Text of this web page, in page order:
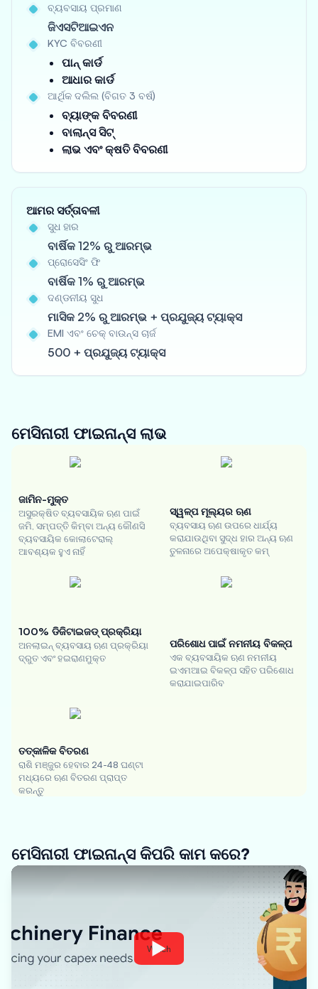
ବ୍ୟବସାୟ ପ୍ରମାଣ
ଜିଏସଟିଆଇଏନ
KYC ବିବରଣୀ
ପାନ୍ କାର୍ଡ
ଆଧାର କାର୍ଡ
ଆର୍ଥିକ ଦଲିଲ (ବିଗତ 3 ବର୍ଷ)
ବ୍ୟାଙ୍କ ବିବରଣୀ
ବାଲାନ୍ସ ସିଟ୍
ଲାଭ ଏବଂ କ୍ଷତି ବିବରଣୀ
ଆମର ସର୍ତ୍ତାବଳୀ
ସୁଧ ହାର
ବାର୍ଷିକ 12% ରୁ ଆରମ୍ଭ
ପ୍ରୋସେସିଂ ଫି
ବାର୍ଷିକ 1% ରୁ ଆରମ୍ଭ
ଦଣ୍ଡନୀୟ ସୁଧ
ମାସିକ 2% ରୁ ଆରମ୍ଭ + ପ୍ରଯୁଜ୍ୟ ଟ୍ୟାକ୍ସ
EMI ଏବଂ ଚେକ୍ ବାଉନ୍ସ ଚାର୍ଜ
500 + ପ୍ରଯୁଜ୍ୟ ଟ୍ୟାକ୍ସ
ମେସିନାରୀ ଫାଇନାନ୍ସ ଲାଭ
ଜାମିନ-ମୁକ୍ତ
ଅସୁରକ୍ଷିତ ବ୍ୟବସାୟିକ ଋଣ ପାଇଁ
ଜମି, ସମ୍ପତ୍ତି କିମ୍ବା ଅନ୍ୟ କୌଣସି
ବ୍ୟବସାୟିକ କୋଲାଟେରାଲ୍
ଆବଶ୍ୟକ ହୁଏ ନାହିଁ
ସ୍ୱଳ୍ପ ମୂଲ୍ୟର ଋଣ
ବ୍ୟବସାୟ ଋଣ ଉପରେ ଧାର୍ଯ୍ୟ
କରାଯାଉଥିବା ସୁଦ୍ଧ ହାର ଅନ୍ୟ ଋଣ
ତୁଳନାରେ ଅପେକ୍ଷାକୃତ କମ୍
100% ଡିଜିଟାଇଜଡ୍ ପ୍ରକ୍ରିୟା
ଅନଲାଇନ୍ ବ୍ୟବସାୟ ଋଣ ପ୍ରକ୍ରିୟା
ଦ୍ରୁତ ଏବଂ ହଇରାଣମୁକ୍ତ
ପରିଶୋଧ ପାଇଁ ନମନୀୟ ବିକଳ୍ପ
ଏକ ବ୍ୟବସାୟିକ ଋଣ ନମନୀୟ
ଇଏମଆଇ ବିକଳ୍ପ ସହିତ ପରିଶୋଧ
କରାଯାଇପାରିବ
ତତ୍କାଳିକ ବିତରଣ
ରାଶି ମଞ୍ଜୁର ହେବାର 24-48 ଘଣ୍ଟା
ମଧ୍ୟରେ ଋଣ ବିତରଣ ପ୍ରାପ୍ତ
କରନ୍ତୁ
ମେସିନାରୀ ଫାଇନାନ୍ସ କିପରି କାମ କରେ?
Watch